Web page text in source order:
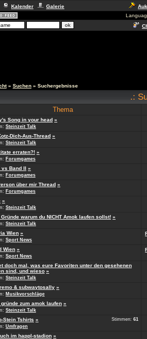
Kalender Galerie
» Suchen » Suchergebnisse
.:
Thema
Song in your head »
Steinzeit Talk
Dich-Aus-Thread »
Steinzeit Talk
erraten?! »
Forumgames
vs Band II »
Forumgames
über mir Thread »
Forumgames
»
Steinzeit Talk
Gründe warum du NICHT Amok laufen sollst! »
Steinzeit Talk
Wien »
Sport News
Wien »
Sport News
doch mal, was eure Favoriten unter den gesehenen
sind, und wieso »
Steinzeit Talk
& subwaytosally »
Musikvorschläge
gründe zum amok laufen »
Steinzeit Talk
Stimmen: 61
Stein Tshirts »
Umfragen
im happl-stadion »